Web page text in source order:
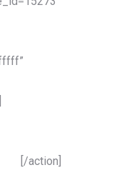
[/action]